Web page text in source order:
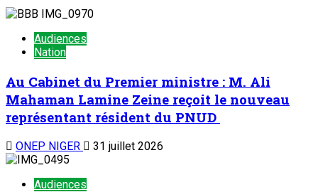
Audiences
Nation
Au Cabinet du Premier ministre : M. Ali
Mahaman Lamine Zeine reçoit le nouveau
représentant résident du PNUD
ONEP NIGER 31 juillet 2026
Audiences